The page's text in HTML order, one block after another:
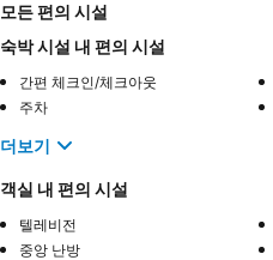
모든 편의 시설
숙박 시설 내 편의 시설
간편 체크인/체크아웃
주차
더보기
객실 내 편의 시설
텔레비전
중앙 난방